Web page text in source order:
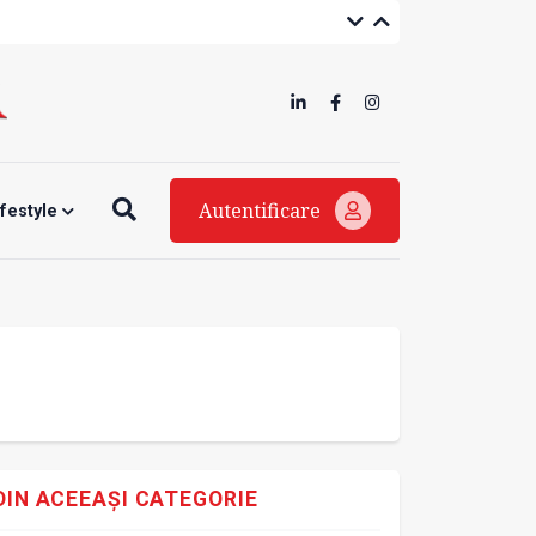
Autentificare
ACEEAȘI CATEGORIE